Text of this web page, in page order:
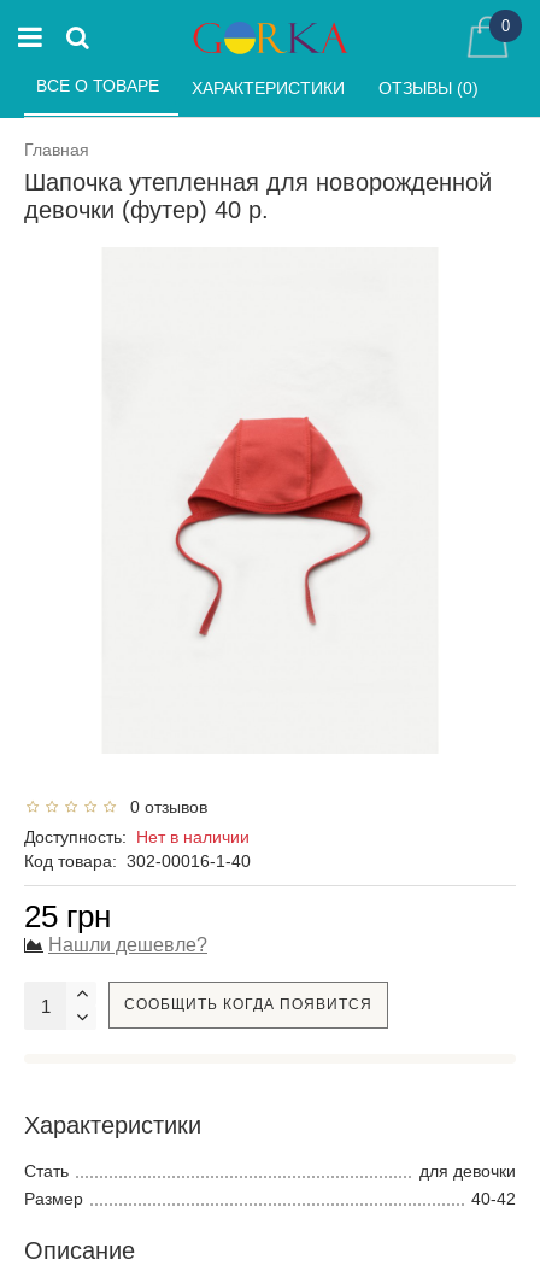
0
Главная
Шапочка утепленная для новорожденной
девочки (футер) 40 р.
ВСЕ О ТОВАРЕ ХАРАКТЕРИСТИКИ ОТЗЫВЫ (0)
0 отзывов
Доступность: Нет в наличии
Код товара: 302-00016-1-40
25 грн
Нашли дешевле?
СООБЩИТЬ КОГДА ПОЯВИТСЯ
Характеристики
Стать
для девочки
Размер
40-42
Описание